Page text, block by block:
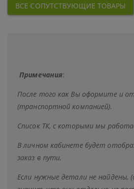
ВСЕ СОПУТСТВУЮЩИЕ ТОВАРЫ
Примечания:
После того как Вы оформите и
(транспортной компанией).
Список ТК, с которыми мы
В личном кабинете будет
заказ в пути.
Если нужные детали не